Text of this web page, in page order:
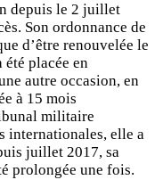
depuis le 2 juillet
Son ordonnance de
d’être renouvelée le
été placée en
autre occasion, en
à 15 mois
militaire
internationales, elle a
juillet 2017, sa
prolongée une fois.